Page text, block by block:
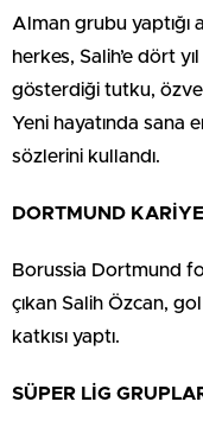
Alman grubu yaptığı
herkes, Salih’e dört
gösterdiği tutku,
Yeni hayatında sana
sözlerini kullandı.
DORTMUND
Borussia Dortmund
çıkan Salih Özcan,
katkısı yaptı.
SÜPER LİG